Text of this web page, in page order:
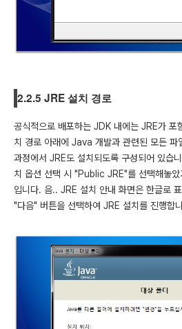
2.2.5 JRE 설치 경로
공식적으로 배포하는 JDK 내에는 JRE가 포
치 경로 아래에 Java 개발과 관련된 모든 파
과정에서 JRE도 설치되도록 구성되어 있습
치 옵션 선택 시 "Public JRE"를 선택해놓
입니다. 음.. JRE 설치 안내 화면은 한글로
"다음" 버튼을 선택하여 JRE 설치를 진행합